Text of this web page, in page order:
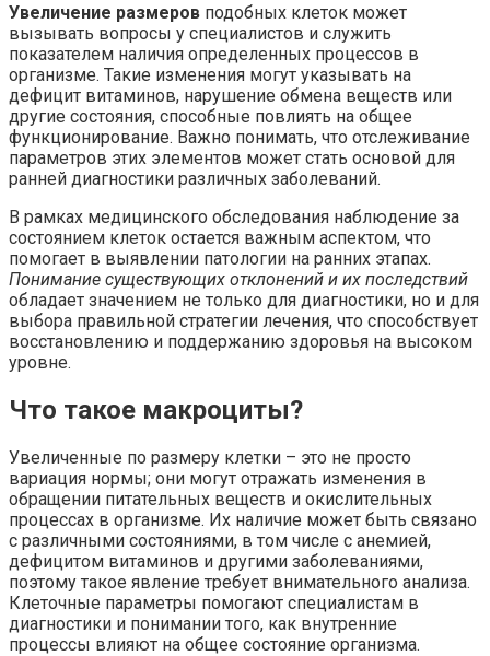
Увеличение размеров подобных клеток может
вызывать вопросы у специалистов и служить
показателем наличия определенных процессов в
организме. Такие изменения могут указывать на
дефицит витаминов, нарушение обмена веществ или
другие состояния, способные повлиять на общее
функционирование. Важно понимать, что отслеживание
параметров этих элементов может стать основой для
ранней диагностики различных заболеваний.
В рамках медицинского обследования наблюдение за
состоянием клеток остается важным аспектом, что
помогает в выявлении патологии на ранних этапах.
Понимание существующих отклонений и их последствий
обладает значением не только для диагностики, но и для
выбора правильной стратегии лечения, что способствует
восстановлению и поддержанию здоровья на высоком
уровне.
Что такое макроциты?
Увеличенные по размеру клетки – это не просто
вариация нормы; они могут отражать изменения в
обращении питательных веществ и окислительных
процессах в организме. Их наличие может быть связано
с различными состояниями, в том числе с анемией,
дефицитом витаминов и другими заболеваниями,
поэтому такое явление требует внимательного анализа.
Клеточные параметры помогают специалистам в
диагностики и понимании того, как внутренние
процессы влияют на общее состояние организма.